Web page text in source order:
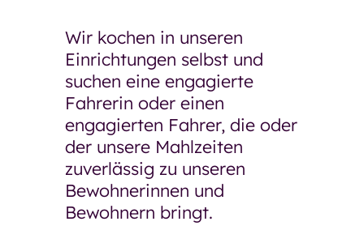
Mittwochs-Café der
Eingliederungshilfe
Restaurant GenussMomente
Pflegeberatung
Pflegekosten und Finanzierung
Häufige Fragen
Neuigkeiten und
Veranstaltungen
Wir kochen in unseren
Einrichtungen selbst und
suchen eine engagierte
Fahrerin oder einen
engagierten Fahrer, die oder
der unsere Mahlzeiten
zuverlässig zu unseren
Bewohnerinnen und
Bewohnern bringt.